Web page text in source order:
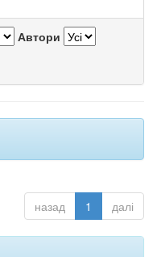
Автори
назад 1 далі